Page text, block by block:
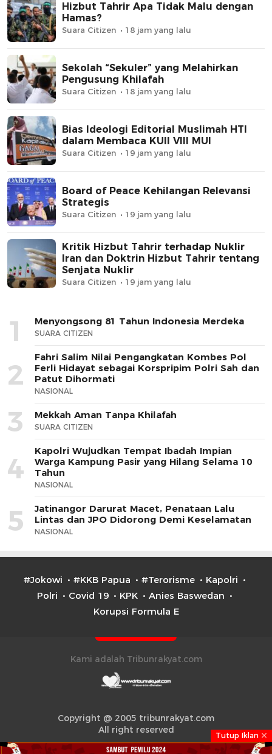
Hizbut Tahrir Apa Tidak Malu dengan
Hamas?
Suara Citizen 18 jam yang lalu
Sekolah “Sekuler” yang Melahirkan
Pengusung Khilafah
Suara Citizen 18 jam yang lalu
Bias Ideologi Editorial Muslimah HTI
dalam Membaca KUII VIII MUI
Suara Citizen 19 jam yang lalu
Board of Peace Kehilangan Relevansi
Strategis
Suara Citizen 19 jam yang lalu
Kritik Hizbut Tahrir terhadap Nuklir
Iran dan Doktrin Hizbut Tahrir tentang
Senjata Nuklir
Suara Citizen 19 jam yang lalu
1 Menyongsong 81 Tahun Indonesia Merdeka
SUARA CITIZEN
2
Fahri Salim Nilai Pengangkatan Kombes Pol
Ferli Hidayat sebagai Korspripim Polri Sah dan
Patut Dihormati
NASIONAL
3 Mekkah Aman Tanpa Khilafah
SUARA CITIZEN
4
Kapolri Wujudkan Tempat Ibadah Impian
Warga Kampung Pasir yang Hilang Selama 10
Tahun
NASIONAL
5
Jatinangor Darurat Macet, Penataan Lalu
Lintas dan JPO Didorong Demi Keselamatan
NASIONAL
#Jokowi #KKB Papua #Terorisme
Kapolri
Polri
Covid 19 KPK
Anies Baswedan
Korupsi Formula E
Kami adalah Tribunrakyat.com
Copyright @ 2005 tribunrakyat.com
All right reserved
Tutup Iklan